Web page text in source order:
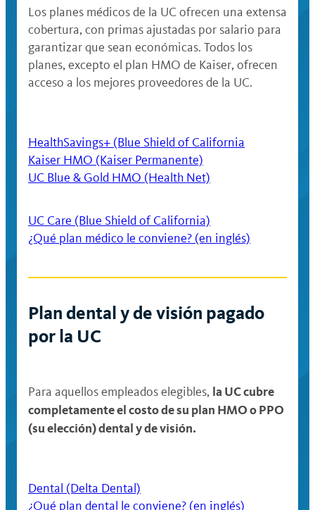
Los planes médicos de la UC ofrecen una extensa
cobertura, con primas ajustadas por salario para
garantizar que sean económicas. Todos los
planes, excepto el plan HMO de Kaiser, ofrecen
acceso a los mejores proveedores de la UC.
HealthSavings+ (Blue Shield of California
Kaiser HMO (Kaiser Permanente)
UC Blue & Gold HMO (Health Net)
UC Care (Blue Shield of California)
¿Qué plan médico le conviene? (en inglés)
Plan dental y de visión pagado
por la UC
Para aquellos empleados elegibles, la UC cubre
completamente el costo de su plan HMO o PPO
(su elección) dental y de visión.
Dental (Delta Dental)
¿Qué plan dental le conviene? (en inglés)